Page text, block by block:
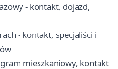
- kontakt, dojazd,
- kontakt, specjaliści i
mieszkaniowy, kontakt